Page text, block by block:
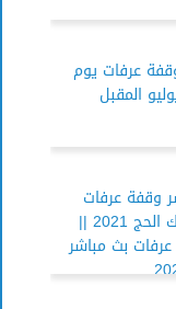
عرفات يوم
وقفة عرفات
ومتابعة مناسك الحج 2021 ||
بث مباشر